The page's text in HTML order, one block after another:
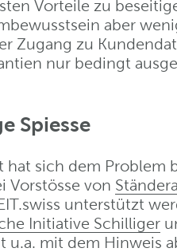
Vorteile zu
aber
Zugang zu
nur bedingt
Spiesse
hat sich dem
Vorstösse von
unterstützt
Initiative Schilliger
u.a. mit dem Hinweis